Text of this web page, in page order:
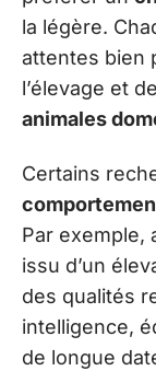
la légère.
attentes bien
l’élevage et
animales
Certains
Par exemple,
issu d’un
des qualités
intelligence,
de longue